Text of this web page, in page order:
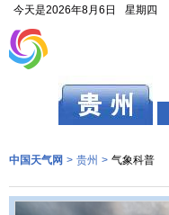
今天是2026年8月6日 星期四
中国天气网 > 贵州 > 气象科普